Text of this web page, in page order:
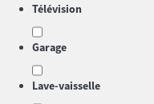
Télévision
Garage
Lave-vaisselle